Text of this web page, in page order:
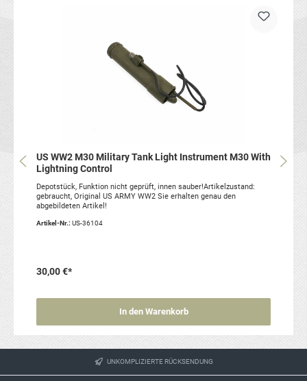
US WW2 M30 Military Tank Light Instrument M30 With
Lightning Control
Depotstück, Funktion nicht geprüft, innen sauber!Artikelzustand:
gebraucht, Original US ARMY WW2 Sie erhalten genau den
abgebildeten Artikel!
Artikel-Nr.: US-36104
30,00 €*
In den Warenkorb
UNKOMPLIZIERTE RÜCKSENDUNG